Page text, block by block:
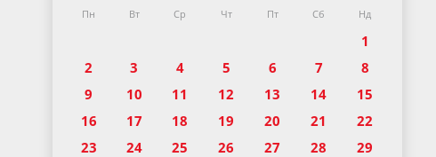
Пн Вт Ср Чт Пт Сб Нд
1
2
3 4 5 6 7
8
9
10 11 12 13 14
15
16
17 18 19 20 21
22
23
24 25 26 27 28
29